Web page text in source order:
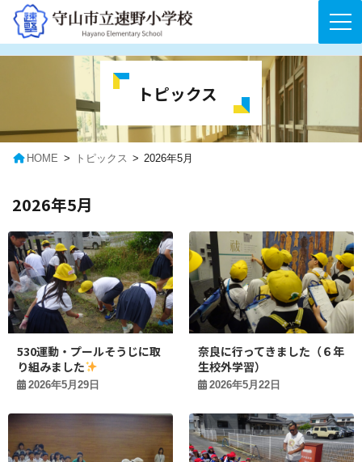
ス
ン
トピックス
HOME トピックス 2026年5月
2026年5月
530運動・プールそうじに取
り組みました
2026年5月29日
奈良に行ってきました（６年
生校外学習）
2026年5月22日